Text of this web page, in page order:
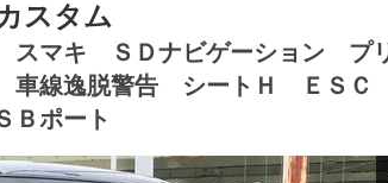
スタム
マキ ＳＤナビゲーション プ
線逸脱警告 シートＨ ＥＳＣ
ポート